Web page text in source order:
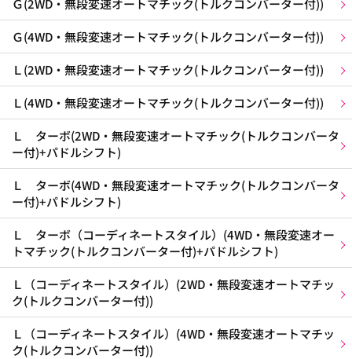
Ｇ(4WD・無段変速オートマチック(トルクコンバーター付))
Ｌ(2WD・無段変速オートマチック(トルクコンバーター付))
Ｌ(4WD・無段変速オートマチック(トルクコンバーター付))
Ｌ ターボ(2WD・無段変速オートマチック(トルクコンバータ
ー付)+パドルシフト)
Ｌ ターボ(4WD・無段変速オートマチック(トルクコンバータ
ー付)+パドルシフト)
Ｌ ターボ（コーディネートスタイル）(4WD・無段変速オー
トマチック(トルクコンバーター付)+パドルシフト)
Ｌ（コーディネートスタイル）(2WD・無段変速オートマチッ
ク(トルクコンバーター付))
Ｌ（コーディネートスタイル）(4WD・無段変速オートマチッ
ク(トルクコンバーター付))